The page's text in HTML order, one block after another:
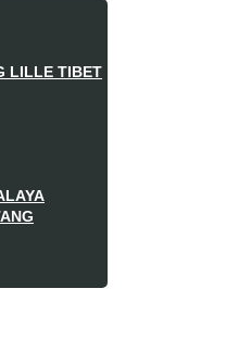
LILLE TIBET